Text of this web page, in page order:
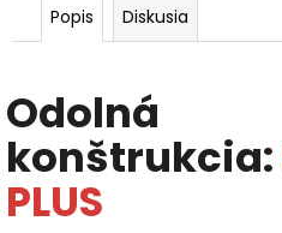
Popis Diskusia
Odolná
konštrukcia:
PLUS